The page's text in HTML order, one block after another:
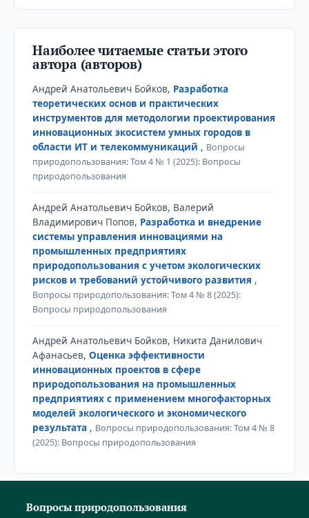
Наиболее читаемые статьи этого
автора (авторов)
Андрей Анатольевич Бойков, Разработка
теоретических основ и практических
инструментов для методологии проектирования
инновационных экосистем умных городов в
области ИТ и телекоммуникаций , Вопросы
природопользования: Том 4 № 1 (2025): Вопросы
природопользования
Андрей Анатольевич Бойков, Валерий
Владимирович Попов, Разработка и внедрение
системы управления инновациями на
промышленных предприятиях
природопользования с учетом экологических
рисков и требований устойчивого развития ,
Вопросы природопользования: Том 4 № 8 (2025):
Вопросы природопользования
Андрей Анатольевич Бойков, Никита Данилович
Афанасьев, Оценка эффективности
инновационных проектов в сфере
природопользования на промышленных
предприятиях с применением многофакторных
моделей экологического и экономического
результата , Вопросы природопользования: Том 4 № 8
(2025): Вопросы природопользования
Вопросы природопользования